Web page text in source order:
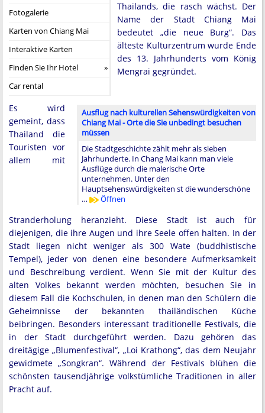
Fotogalerie
Karten von Chiang Mai
Interaktive Karten
Finden Sie Ihr Hotel
Car rental
Thailands, die rasch wächst. Der
Name der Stadt Chiang Mai
bedeutet „die neue Burg“. Das
älteste Kulturzentrum wurde Ende
des 13. Jahrhunderts vom König
Mengrai gegründet.
Ausflug nach kulturellen Sehenswürdigkeiten von
Chiang Mai - Orte die Sie unbedingt besuchen
müssen
Die Stadtgeschichte zählt mehr als sieben
Jahrhunderte. In Chang Mai kann man viele
Ausflüge durch die malerische Orte
unternehmen. Unter den
Hauptsehenswürdigkeiten st die wunderschöne
…
Öffnen
Es wird
gemeint, dass
Thailand die
Touristen vor
allem mit
Stranderholung heranzieht. Diese Stadt ist auch für
diejenigen, die ihre Augen und ihre Seele offen halten. In der
Stadt liegen nicht weniger als 300 Wate (buddhistische
Tempel), jeder von denen eine besondere Aufmerksamkeit
und Beschreibung verdient. Wenn Sie mit der Kultur des
alten Volkes bekannt werden möchten, besuchen Sie in
diesem Fall die Kochschulen, in denen man den Schülern die
Geheimnisse der bekannten thailändischen Küche
beibringen. Besonders interessant traditionelle Festivals, die
in der Stadt durchgeführt werden. Dazu gehören das
dreitägige „Blumenfestival“, „Loi Krathong“, das dem Neujahr
gewidmete „Songkran“. Während der Festivals blühen die
schönsten tausendjährige volkstümliche Traditionen in aller
Pracht auf.